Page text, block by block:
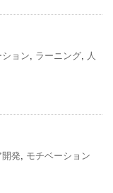
ョン, ラーニング, 人
開発, モチベーション